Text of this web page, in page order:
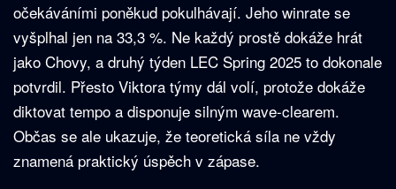
očekáváními poněkud pokulhávají. Jeho winrate se
vyšplhal jen na 33,3 %. Ne každý prostě dokáže hrát
jako Chovy, a druhý týden LEC Spring 2025 to dokonale
potvrdil. Přesto Viktora týmy dál volí, protože dokáže
diktovat tempo a disponuje silným wave-clearem.
Občas se ale ukazuje, že teoretická síla ne vždy
znamená praktický úspěch v zápase.